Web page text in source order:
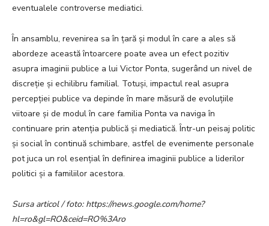
eventualele controverse mediatici.
În ansamblu, revenirea sa în țară și modul în care a ales să
abordeze această întoarcere poate avea un efect pozitiv
asupra imaginii publice a lui Victor Ponta, sugerând un nivel de
discreție și echilibru familial. Totuși, impactul real asupra
percepției publice va depinde în mare măsură de evoluțiile
viitoare și de modul în care familia Ponta va naviga în
continuare prin atenția publică și mediatică. Într-un peisaj politic
și social în continuă schimbare, astfel de evenimente personale
pot juca un rol esențial în definirea imaginii publice a liderilor
politici și a familiilor acestora.
Sursa articol / foto: https://news.google.com/home?
hl=ro&gl=RO&ceid=RO%3Aro